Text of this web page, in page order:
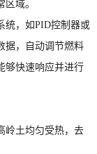
域。
统，如PID控制器或
据，自动调节燃料
够快速响应并进行
岭土均匀受热，去